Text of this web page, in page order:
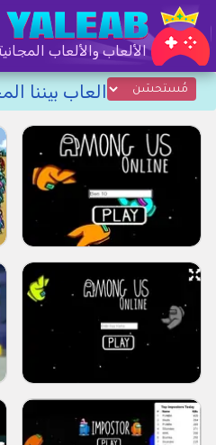
العاب بيننا